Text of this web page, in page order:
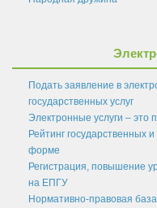
коррупции, для
Комиссия по
Подать заявление в
государственных услуг
Электронные услуги – это
Рейтинг государственных
форме
Регистрация, повышение
на ЕПГУ
Нормативно-правовая база